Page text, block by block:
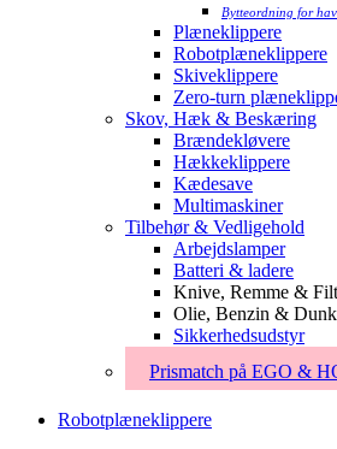
Bytteordning for
Plæneklippere
Robotplæneklippere
Skiveklippere
Zero-turn
Skov, Hæk & Beskæring
Brændekløvere
Hækkeklippere
Kædesave
Multimaskiner
Tilbehør & Vedligehold
Arbejdslamper
Batteri & ladere
Knive, Remme &
Olie, Benzin &
Sikkerhedsudstyr
Prismatch på EGO &
Robotplæneklippere